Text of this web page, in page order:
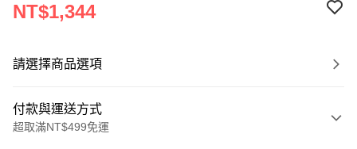
NT$1,344
請選擇商品選項
付款與運送方式
超取滿NT$499免運